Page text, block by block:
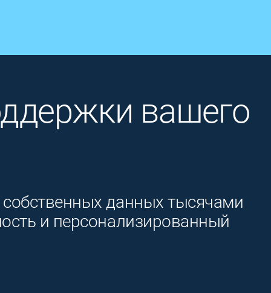
вашего
данных тысячами
и персонализированный